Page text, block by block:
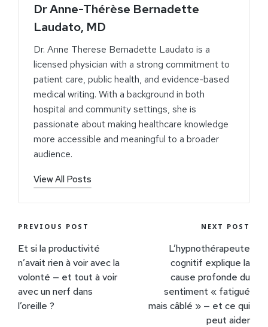
Dr Anne-Thérèse Bernadette
Laudato, MD
Dr. Anne Therese Bernadette Laudato is a
licensed physician with a strong commitment to
patient care, public health, and evidence-based
medical writing. With a background in both
hospital and community settings, she is
passionate about making healthcare knowledge
more accessible and meaningful to a broader
audience.
View All Posts
PREVIOUS POST
Et si la productivité
n’avait rien à voir avec la
volonté — et tout à voir
avec un nerf dans
l’oreille ?
NEXT POST
L’hypnothérapeute
cognitif explique la
cause profonde du
sentiment « fatigué
mais câblé » — et ce qui
peut aider